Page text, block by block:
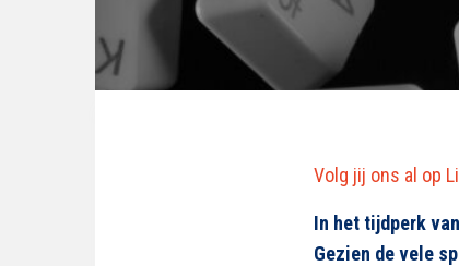
Volg jij ons al op
In het tijdperk
Gezien de vele